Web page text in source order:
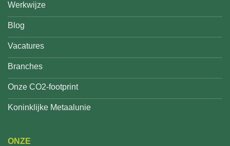
Werkwijze
Blog
Vacatures
Branches
Onze CO2-footprint
Koninklijke Metaalunie
ONZE